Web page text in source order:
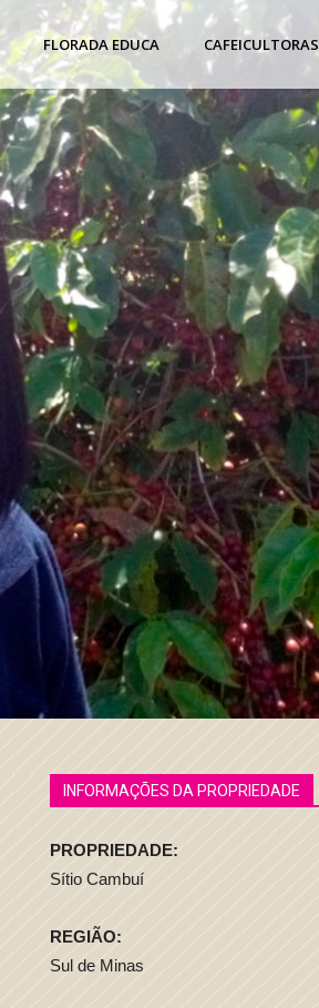
FLORADA EDUCA CAFEICULTORAS
INFORMAÇÕES DA PROPRIEDADE
PROPRIEDADE:
Sítio Cambuí
REGIÃO:
Sul de Minas